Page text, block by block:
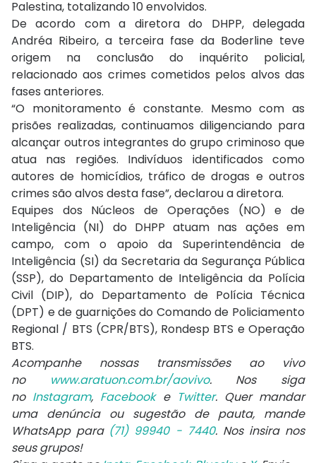
Palestina, totalizando 10 envolvidos.
De acordo com a diretora do DHPP, delegada
Andréa Ribeiro, a terceira fase da Boderline teve
origem na conclusão do inquérito policial,
relacionado aos crimes cometidos pelos alvos das
fases anteriores.
“O monitoramento é constante. Mesmo com as
prisões realizadas, continuamos diligenciando para
alcançar outros integrantes do grupo criminoso que
atua nas regiões. Indivíduos identificados como
autores de homicídios, tráfico de drogas e outros
crimes são alvos desta fase”, declarou a diretora.
Equipes dos Núcleos de Operações (NO) e de
Inteligência (NI) do DHPP atuam nas ações em
campo, com o apoio da Superintendência de
Inteligência (SI) da Secretaria da Segurança Pública
(SSP), do Departamento de Inteligência da Polícia
Civil (DIP), do Departamento de Polícia Técnica
(DPT) e de guarnições do Comando de Policiamento
Regional / BTS (CPR/BTS), Rondesp BTS e Operação
BTS.
Acompanhe nossas transmissões ao vivo
no
www.aratuon.com.br/aovivo. Nos siga
no Instagram, Facebooke Twitter. Quer mandar
uma denúncia ou sugestão de pauta, mande
WhatsApp para (71) 99940 - 7440. Nos insira nos
seus grupos!